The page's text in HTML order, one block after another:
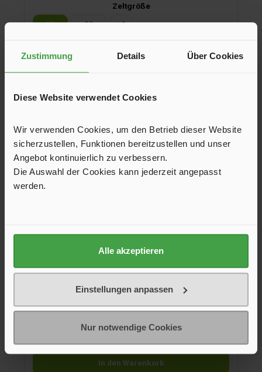
Zustimmung Details Über Cookies
Diese Website verwendet Cookies
Wir verwenden Cookies, um den Betrieb dieser Website
sicherzustellen, Funktionen bereitzustellen und unser
Angebot kontinuierlich zu verbessern.
Die Auswahl der Cookies kann jederzeit angepasst
werden.
Alle akzeptieren
Einstellungen anpassen
Nur notwendige Cookies
Zeltgröße
03
08 +2
In den Warenkorb
und eignet sich für Familien oder Besuch am Wochenende.
sowie Travel Light. Material: 100 % PES Polyester,
Bodenwanne: 100 % PE Polyethylen.
96,95 €* 108,00 €*
In den Warenkorb